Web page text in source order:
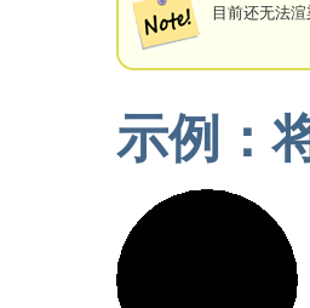
目前还无法
示例：